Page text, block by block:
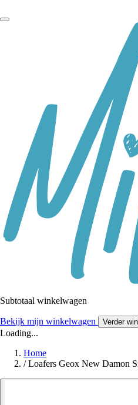
Subtotaal winkelwagen
Bekijk mijn winkelwagen Verder
Loading...
Home
/ Loafers Geox New Damon